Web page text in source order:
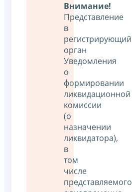
Внимание!
Представление
в
регистрирующий
орган
Уведомления
о
формировании
ликвидационной
комиссии
(о
назначении
ликвидатора),
в
том
числе
представляемого